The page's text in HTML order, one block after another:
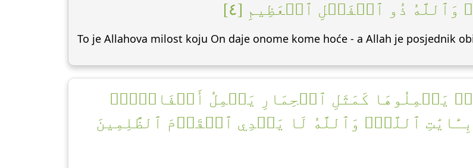
ذُو ٱلۡفَضۡلِ ٱلۡعَظِيمِ [٤]
To je Allahova milost koju On daje onome kome hoće - a Allah je posjednik
لَمۡ يَحۡمِلُوهَا كَمَثَلِ ٱلۡحِمَارِ يَحۡمِلُ أَسۡفَارَۢاۚ
ٱللَّهِۚ وَٱللَّهُ لَا يَهۡدِي ٱلۡقَوۡمَ ٱلظَّٰلِمِينَ